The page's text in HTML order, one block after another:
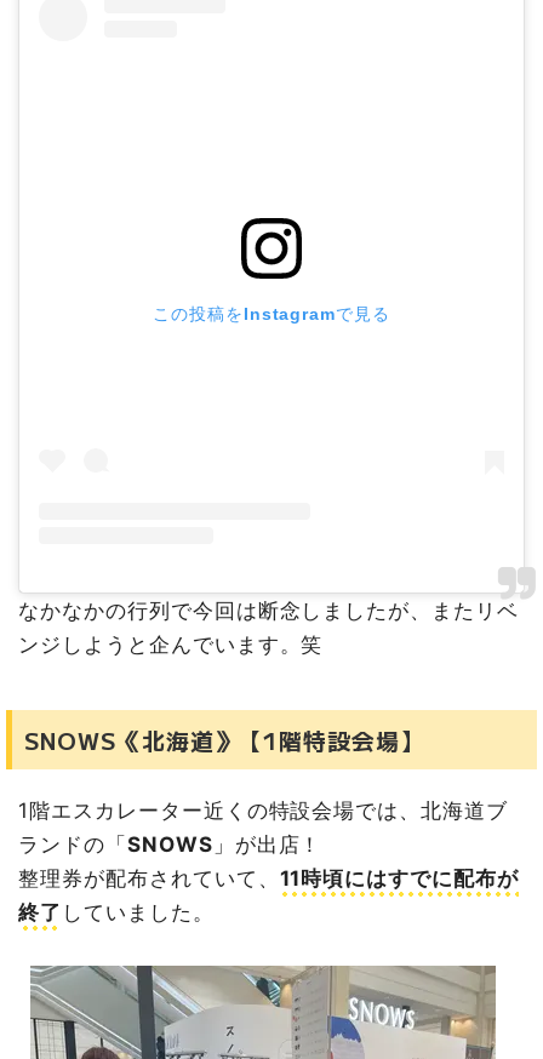
この投稿をInstagramで見る
なかなかの行列で今回は断念しましたが、またリベ
ンジしようと企んでいます。笑
SNOWS《北海道》【1階特設会場】
1階エスカレーター近くの特設会場では、北海道ブ
ランドの「 SNOWS 」が出店！
整理券が配布されていて、 11時頃にはすでに配布が
終了 していました。